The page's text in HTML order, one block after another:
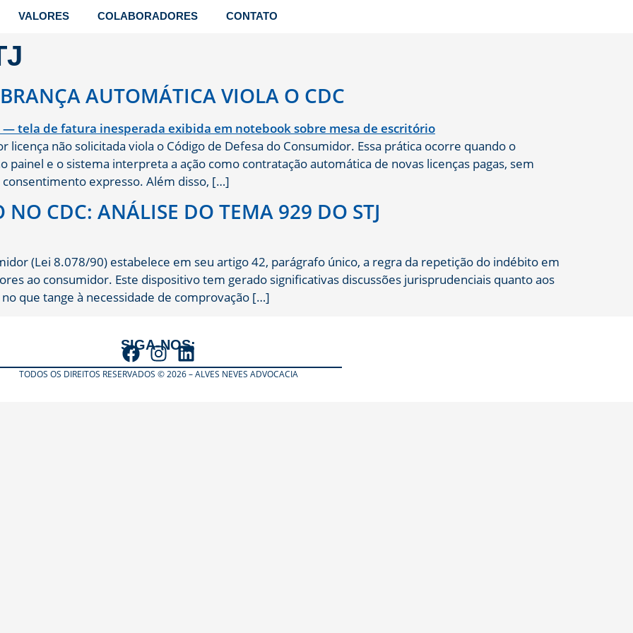
VALORES COLABORADORES CONTATO
AUTOMÁTICA VIOLA O CDC
licença não solicitada viola o Código de Defesa do Consumidor. Essa prática ocorre quando o
painel e o sistema interpreta a ação como contratação automática de novas licenças pagas, sem
expresso. Além disso, […]
CDC: ANÁLISE DO TEMA 929 DO STJ
(Lei 8.078/90) estabelece em seu artigo 42, parágrafo único, a regra da repetição do indébito em
ao consumidor. Este dispositivo tem gerado significativas discussões jurisprudenciais quanto aos
que tange à necessidade de comprovação […]
SIGA-NOS:
TODOS OS DIREITOS RESERVADOS © 2026 – ALVES NEVES ADVOCACIA